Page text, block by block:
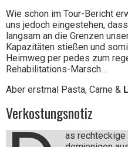
Wie schon im Tour-Bericht
uns jedoch eingestehen,
langsam an die Grenzen
Kapazitäten stießen und
Heimweg per pedes zum
Rehabilitations-Marsch…
Aber erstmal Pasta, Carne &
Verkostungsnotiz
as rechteckige